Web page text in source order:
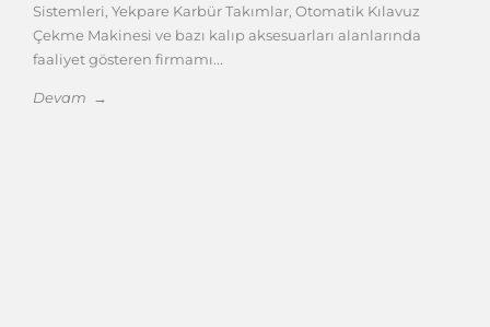
Sistemleri, Yekpare Karbür Takımlar, Otomatik Kılavuz
Çekme Makinesi ve bazı kalıp aksesuarları alanlarında
faaliyet gösteren firmamı...
Devam →